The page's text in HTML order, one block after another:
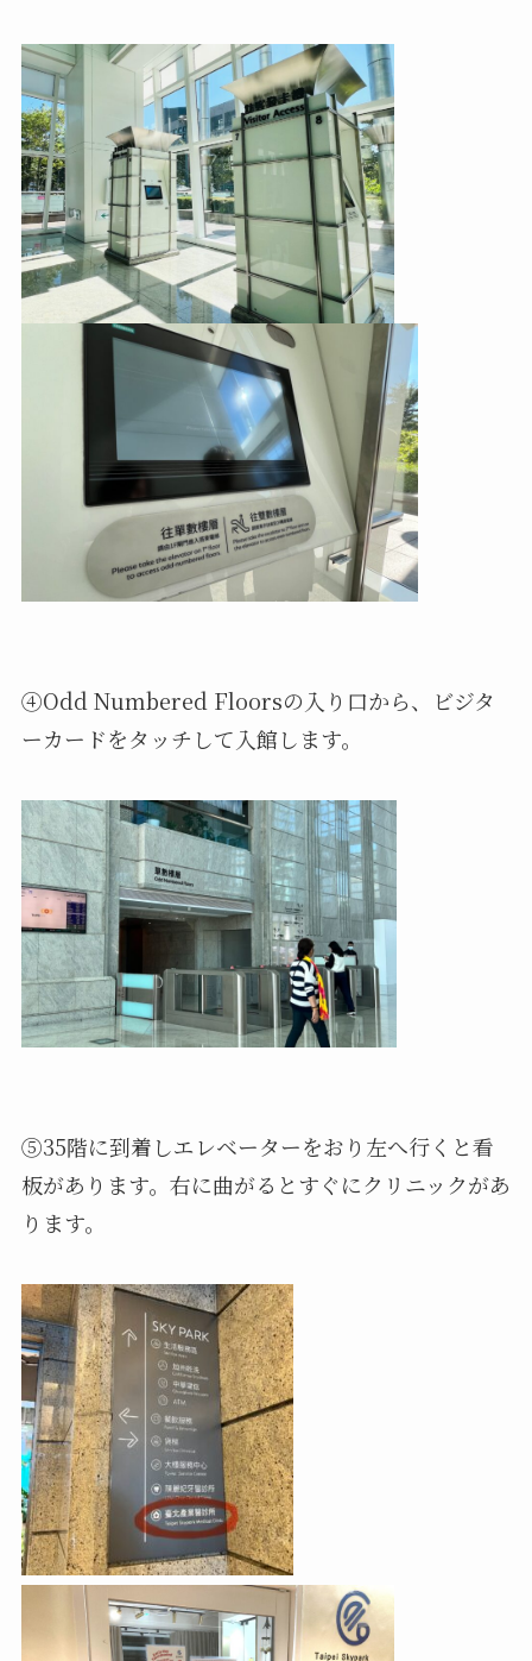
④Odd Numbered Floorsの入り口から、ビジタ
ーカードをタッチして入館します。
⑤35階に到着しエレベーターをおり左へ行くと看
板があります。右に曲がるとすぐにクリニックがあ
ります。